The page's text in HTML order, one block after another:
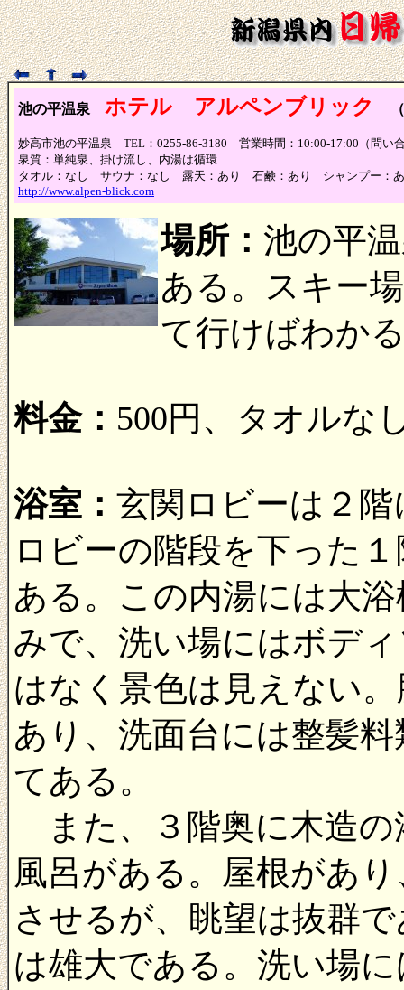
池の平温泉 ホテル アルペンブリック
妙高市池の平温泉 TEL：0255-86-3180 営業時間：10:00-17:00（問い
泉質：単純泉、掛け流し、内湯は循環
タオル：なし サウナ：なし 露天：あり 石鹸：あり シャンプー：
http://www.alpen-blick.com
場所： 池の平
ある。スキー
て行けばわか
料金： 500円、タオルな
浴室： 玄関ロビーは２
ロビーの階段を下った
ある。この内湯には大
みで、洗い場にはボデ
はなく景色は見えない
あり、洗面台には整髪
てある。
また、３階奥に木造の
風呂がある。屋根があ
させるが、眺望は抜群
は雄大である。洗い場